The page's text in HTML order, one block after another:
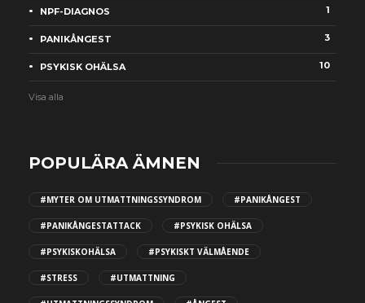
NPF-DIAGNOS 1
PANIKÅNGEST 3
PSYKISK OHÄLSA 10
Visa alla
POPULÄRA ÄMNEN
#MYTER OM UTMATTNINGSSYNDROM #PANIKÅNGEST
#PANIKÅNGESTATTACK #PSYKISK OHÄLSA
#PSYKISKOHÄLSA #PSYKISKT VÄLMÅENDE
#STRESS #UTMATTNING